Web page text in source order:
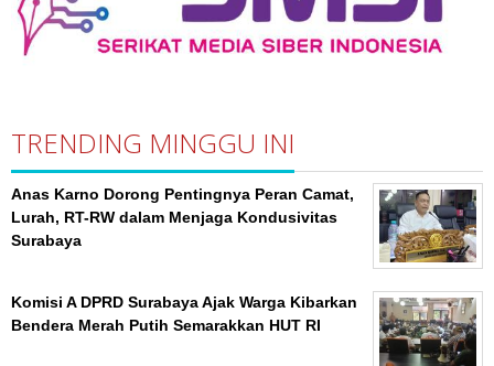
TRENDING MINGGU INI
Anas Karno Dorong Pentingnya Peran Camat,
Lurah, RT-RW dalam Menjaga Kondusivitas
Surabaya
Komisi A DPRD Surabaya Ajak Warga Kibarkan
Bendera Merah Putih Semarakkan HUT RI